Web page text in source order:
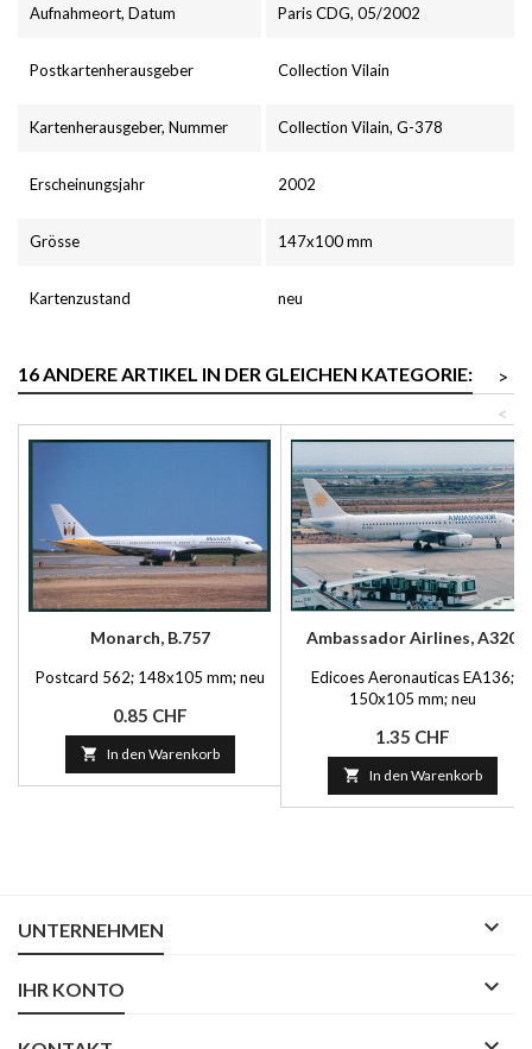
Aufnahmeort, Datum Paris CDG, 05/2002
Postkartenherausgeber Collection Vilain
Kartenherausgeber, Nummer Collection Vilain, G-378
Erscheinungsjahr 2002
Grösse 147x100 mm
Kartenzustand neu
16 ANDERE ARTIKEL IN DER GLEICHEN KATEGORIE:
>
<
Monarch, B.757
Postcard 562; 148x105 mm; neu
Preis
0.85 CHF
 In den Warenkorb
Ambassador Airlines, A320
Edicoes Aeronauticas EA136;
150x105 mm; neu
Preis
1.35 CHF
 In den Warenkorb
UNTERNEHMEN 
IHR KONTO 